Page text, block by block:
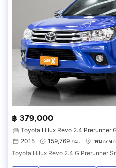
฿ 379,000
Toyota Hilux Revo 2.4 Prerunner
2015
159,769 กม.
หนองจ
Toyota Hilux Revo 2.4 G Prerunner